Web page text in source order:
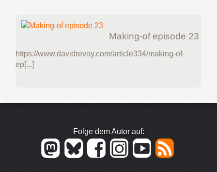
Making-of episode 23
https://www.davidrevoy.com/article334/making-of-
ep[...]
Folge dem Autor auf: